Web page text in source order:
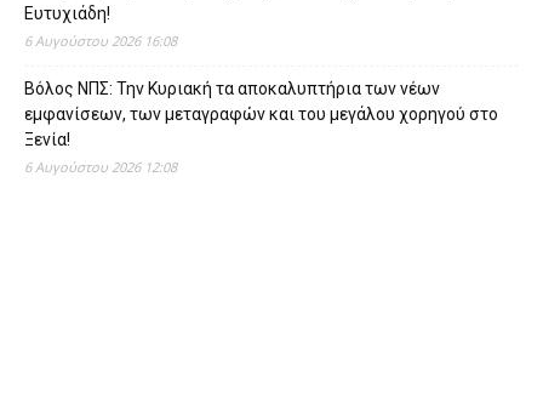
Ευτυχιάδη!
6 Αυγούστου 2026 16:08
Βόλος ΝΠΣ: Την Κυριακή τα αποκαλυπτήρια των νέων
εμφανίσεων, των μεταγραφών και του μεγάλου χορηγού στο
Ξενία!
6 Αυγούστου 2026 12:08